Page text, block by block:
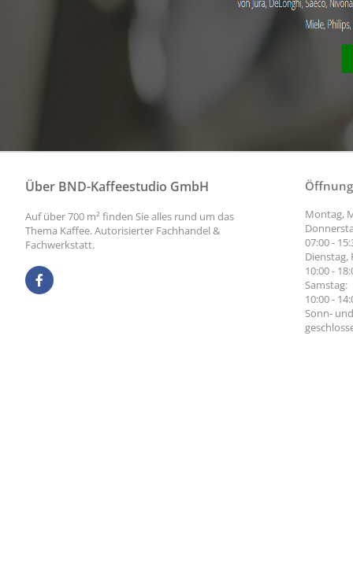
Über BND-Kaffeestudio GmbH
Auf über 700 m² finden Sie alles rund um das
Thema Kaffee. Autorisierter Fachhandel &
Fachwerkstatt.
Montag,
07:00 -
Dienstag,
10:00 -
Samstag:
10:00 -
Sonn-